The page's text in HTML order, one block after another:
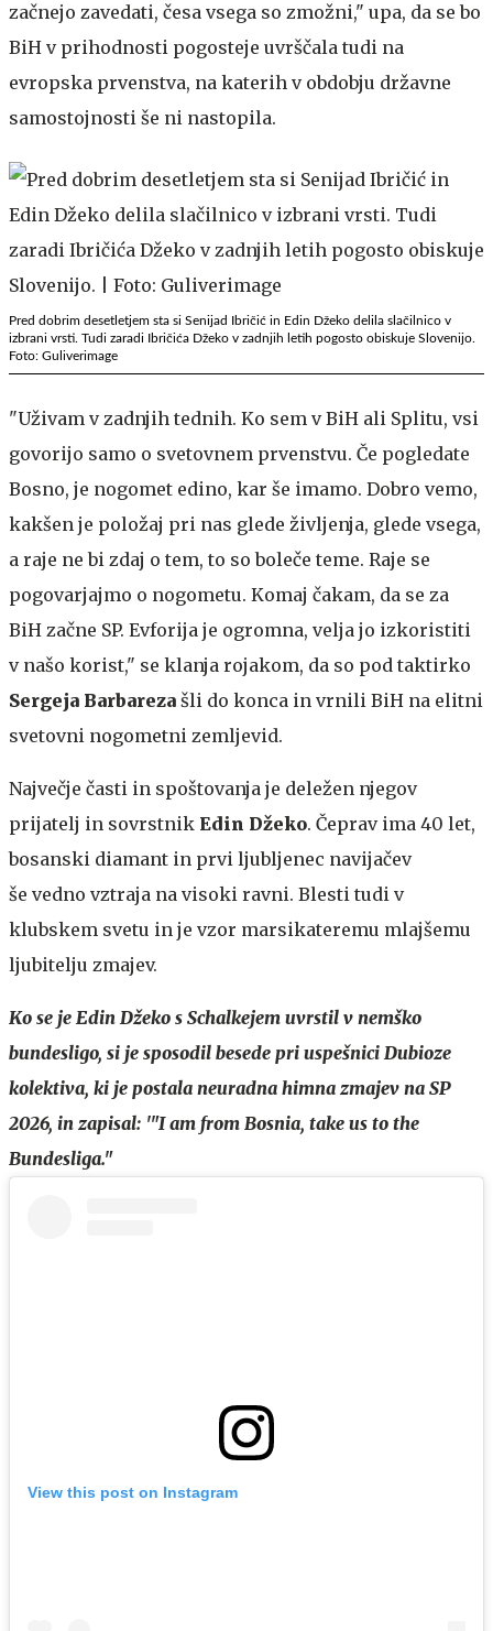
začnejo zavedati, česa vsega so zmožni," upa, da se bo
BiH v prihodnosti pogosteje uvrščala tudi na
evropska prvenstva, na katerih v obdobju državne
samostojnosti še ni nastopila.
Pred dobrim desetletjem sta si Senijad Ibričić in Edin Džeko delila slačilnico v
izbrani vrsti. Tudi zaradi Ibričića Džeko v zadnjih letih pogosto obiskuje Slovenijo.
Foto: Guliverimage
"Uživam v zadnjih tednih. Ko sem v BiH ali Splitu, vsi
govorijo samo o svetovnem prvenstvu. Če pogledate
Bosno, je nogomet edino, kar še imamo. Dobro vemo,
kakšen je položaj pri nas glede življenja, glede vsega,
a raje ne bi zdaj o tem, to so boleče teme. Raje se
pogovarjajmo o nogometu. Komaj čakam, da se za
BiH začne SP. Evforija je ogromna, velja jo izkoristiti
v našo korist," se klanja rojakom, da so pod taktirko
Sergeja Barbareza šli do konca in vrnili BiH na elitni
svetovni nogometni zemljevid.
Največje časti in spoštovanja je deležen njegov
prijatelj in sovrstnik Edin Džeko. Čeprav ima 40 let,
bosanski diamant in prvi ljubljenec navijačev
še vedno vztraja na visoki ravni. Blesti tudi v
klubskem svetu in je vzor marsikateremu mlajšemu
ljubitelju zmajev.
Ko se je Edin Džeko s Schalkejem uvrstil v nemško
bundesligo, si je sposodil besede pri uspešnici Dubioze
kolektiva, ki je postala neuradna himna zmajev na SP
2026, in zapisal: '"I am from Bosnia, take us to the
Bundesliga."
View this post on Instagram